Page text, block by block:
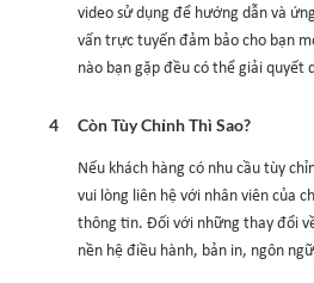
video sử dụng để hướng dẫn và
vấn trực tuyến đảm bảo cho bạn
nào bạn gặp đều có thể giải quyết
4 Còn Tùy Chỉnh Thì Sao?
Nếu khách hàng có nhu cầu tùy
vui lòng liên hệ với nhân viên của
thông tin. Đối với những thay đổi
nền hệ điều hành, bản in, ngôn